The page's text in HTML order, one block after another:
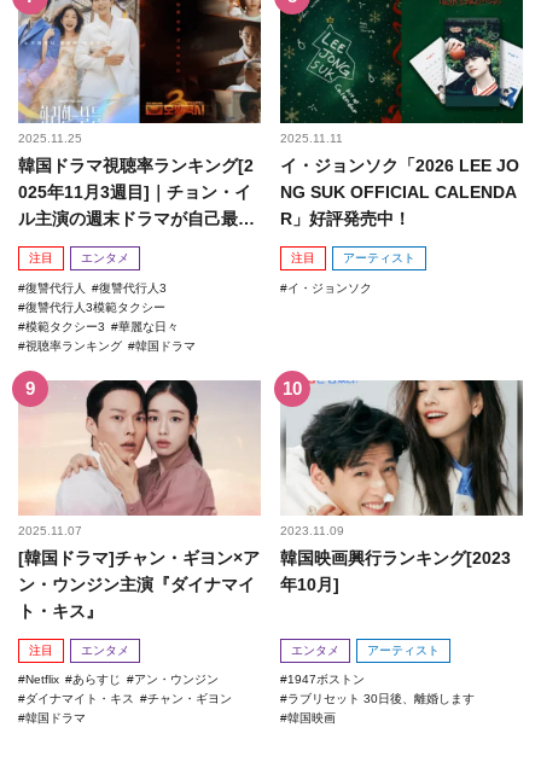
2025.11.25
韓国ドラマ視聴率ランキング[2
025年11月3週目]｜チョン・イ
ル主演の週末ドラマが自己最高
記録を更新！
注目 エンタメ
復讐代行人
復讐代行人3
復讐代行人3模範タクシー
模範タクシー3
華麗な日々
視聴率ランキング
韓国ドラマ
2025.11.11
イ・ジョンソク「2026 LEE JO
NG SUK OFFICIAL CALENDA
R」好評発売中！
注目 アーティスト
イ・ジョンソク
2025.11.07
[韓国ドラマ]チャン・ギヨン×ア
ン・ウンジン主演『ダイナマイ
ト・キス』
注目 エンタメ
Netflix あらすじ
アン・ウンジン
ダイナマイト・キス
チャン・ギヨン
韓国ドラマ
2023.11.09
韓国映画興行ランキング[2023
年10月]
エンタメ アーティスト
1947ボストン
ラブリセット 30日後、離婚します
韓国映画